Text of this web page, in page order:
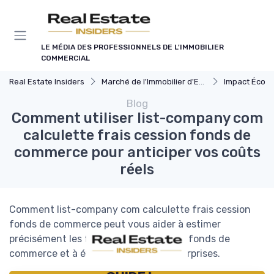
LE MÉDIA DES PROFESSIONNELS DE L'IMMOBILIER
COMMERCIAL
Real Estate Insiders Marché de l'Immobilier d'Entreprise Impact
Blog
Comment utiliser list-company com
calculette frais cession fonds de
commerce pour anticiper vos coûts
réels
Comment list-company com calculette frais cession
fonds de commerce peut vous aider à estimer
précisément les frais d’une cession de fonds de
commerce et à éviter les mauvaises surprises.